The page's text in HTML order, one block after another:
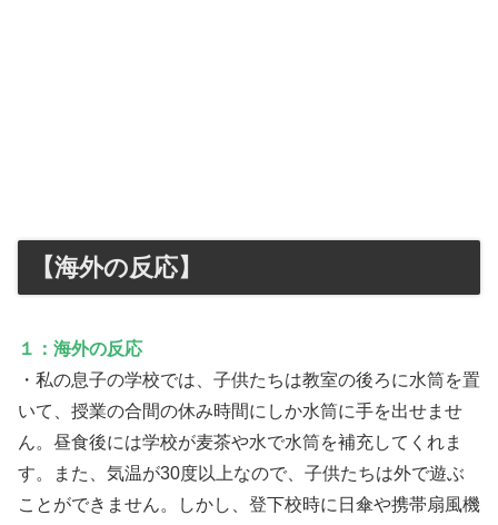
【海外の反応】
１：海外の反応
・私の息子の学校では、子供たちは教室の後ろに水筒を置
いて、授業の合間の休み時間にしか水筒に手を出せませ
ん。昼食後には学校が麦茶や水で水筒を補充してくれま
す。また、気温が30度以上なので、子供たちは外で遊ぶ
ことができません。しかし、登下校時に日傘や携帯扇風機